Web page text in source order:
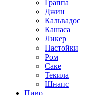
Граппа
Джин
Кальвадос
Кашаса
Ликер
Настойки
Ром
Саке
Текила
Шнапс
Пиво